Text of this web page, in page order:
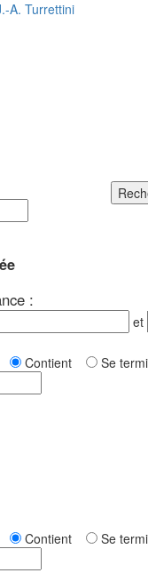
A. Turrettini
:
et
Contient Se
Contient Se